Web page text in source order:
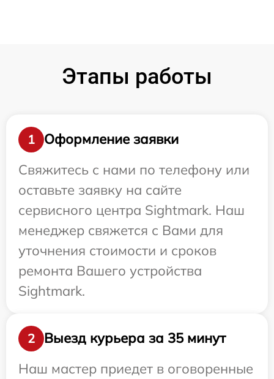
Этапы работы
1
Оформление заявки
Свяжитесь с нами по телефону или
оставьте заявку на сайте
сервисного центра Sightmark. Наш
менеджер свяжется с Вами для
уточнения стоимости и сроков
ремонта Вашего устройства
Sightmark.
2
Выезд курьера за 35 минут
Наш мастер приедет в оговоренные